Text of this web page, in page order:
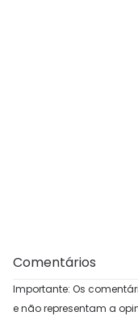
Comentários
Importante: Os
e não representam a